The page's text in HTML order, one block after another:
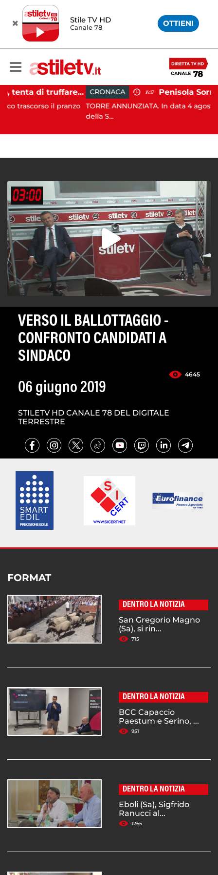
Stile TV HD
Canale 78 OTTIENI
Sant'Antimo, tenta di truffare anziana: 16enne denunciato dai carabinieri
il pranzo
CRONACA 14:17
TORRE ANNUNZIATA. In data 4 agosto c.a. i
VERSO IL BALLOTTAGGIO -
CONFRONTO CANDIDATI A
SINDACO
4645
06 giugno 2019
STILETV HD CANALE 78 DEL DIGITALE
TERRESTRE
FORMAT
DENTRO LA NOTIZIA
San Gregorio Magno
(Sa), si rin...
715
DENTRO LA NOTIZIA
BCC Capaccio
Paestum e Serino, ...
951
DENTRO LA NOTIZIA
Eboli (Sa), Sigfrido
Ranucci al...
1265